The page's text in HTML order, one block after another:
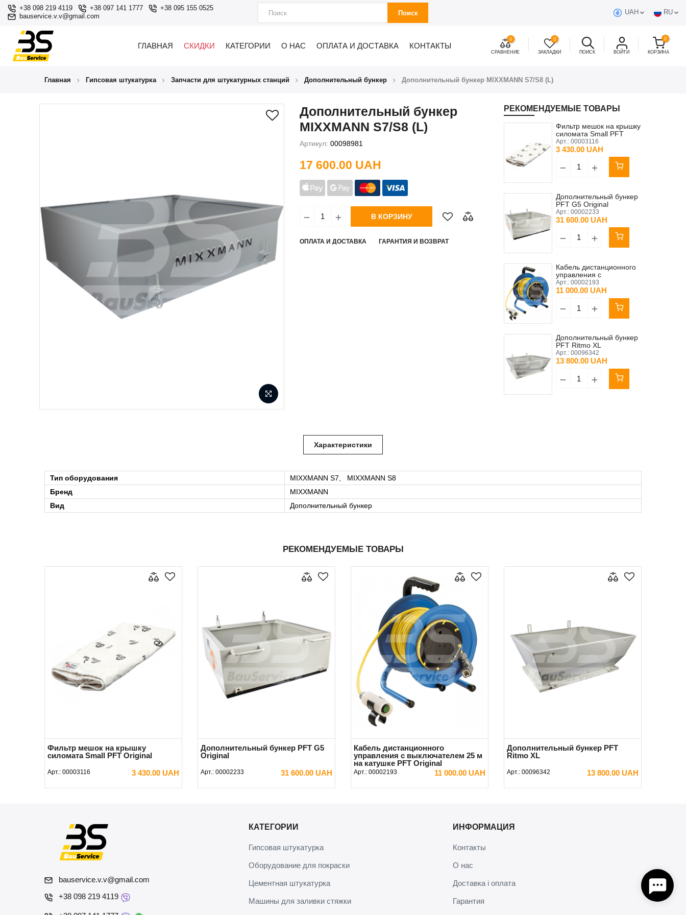
+38 098 219 4119 +38 097 141 1777
+38 095 155 0525
bauservice.v.v@gmail.com
Поиск UAH RU
ГЛАВНАЯ СКИДКИ КАТЕГОРИИ О НАС ОПЛАТА И ДОСТАВКА КОНТАКТЫ
0
СРАВНЕНИЕ
0
ЗАКЛАДКИ ПОИСК ВОЙТИ
0
КОРЗИНА
Главная Гипсовая штукатурка Запчасти для штукатурных станций Дополнительный бункер Дополнительный бункер MIXXMANN S7/S8 (L)
Дополнительный бункер
MIXXMANN S7/S8 (L)
Артикул: 00098981
17 600.00 UAH
В КОРЗИНУ
ОПЛАТА И ДОСТАВКА ГАРАНТИЯ И ВОЗВРАТ
РЕКОМЕНДУЕМЫЕ ТОВАРЫ
Фильтр мешок на крышку
силомата Small PFT
Original
Арт.: 00003116
3 430.00 UAH
Дополнительный бункер
PFT G5 Original
Арт.: 00002233
31 600.00 UAH
Кабель дистанционного
управления с
выключателем 25 м на
катушке PFT Original
Арт.: 00002193
11 000.00 UAH
Дополнительный бункер
PFT Ritmo XL
Арт.: 00096342
13 800.00 UAH
Характеристики
Тип оборудования
MIXXMANN S7, MIXXMANN S8
Бренд
MIXXMANN
Вид
Дополнительный бункер
РЕКОМЕНДУЕМЫЕ ТОВАРЫ
Фильтр мешок на крышку
силомата Small PFT Original
Арт.: 00003116 3 430.00 UAH
В КОРЗИНУ
Дополнительный бункер PFT G5
Original
Арт.: 00002233 31 600.00 UAH
В КОРЗИНУ
Кабель дистанционного
управления с выключателем 25 м
на катушке PFT Original
Арт.: 00002193 11 000.00 UAH
В КОРЗИНУ
Дополнительный бункер PFT
Ritmo XL
Арт.: 00096342 13 800.00 UAH
В КОРЗИНУ
bauservice.v.v@gmail.com
+38 098 219 4119
КАТЕГОРИИ
Гипсовая штукатурка
Оборудование для покраски
Цементная штукатурка
Машины для заливки стяжки
ИНФОРМАЦИЯ
Контакты
О нас
Доставка і оплата
Гарантия